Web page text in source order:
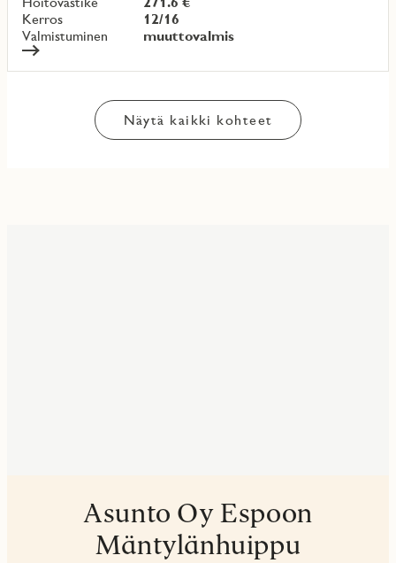
Kerros
12/16
Valmistuminen
muuttovalmis
Näytä kaikki kohteet
Asunto Oy Espoon
Mäntylänhuippu